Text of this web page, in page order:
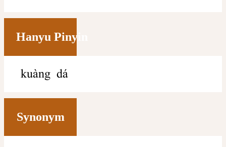
Hanyu Pinyin
kuàng dá
Synonym